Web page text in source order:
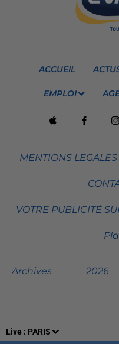
Live : PARIS
ACCUEIL
EMPLOI
MENTIONS LEGALES
VOTRE PUBLICITÉ
Archives 2026